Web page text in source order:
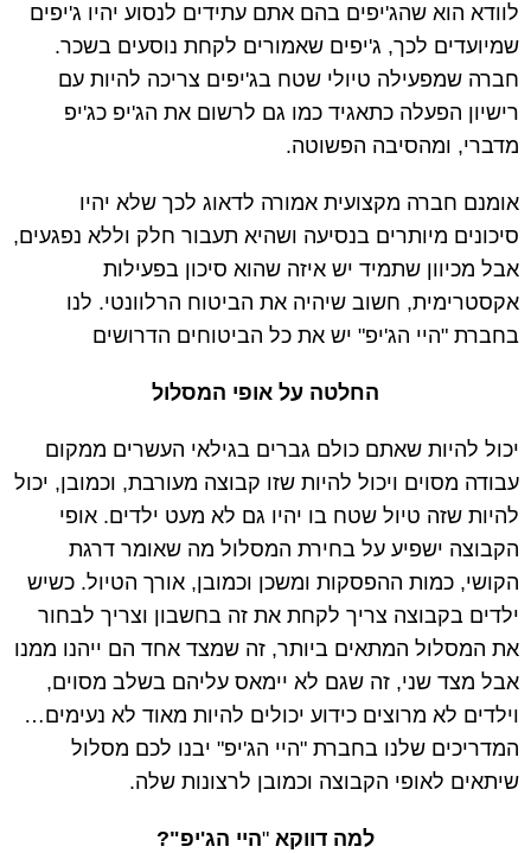
לוודא הוא שהג'יפים בהם אתם עתידים לנסוע יהיו ג'יפים
שמיועדים לכך, ג'יפים שאמורים לקחת נוסעים בשכר.
חברה שמפעילה טיולי שטח בג'יפים צריכה להיות עם
רישיון הפעלה כתאגיד כמו גם לרשום את הג'יפ כג'יפ
מדברי, ומהסיבה הפשוטה.
אומנם חברה מקצועית אמורה לדאוג לכך שלא יהיו
סיכונים מיותרים בנסיעה ושהיא תעבור חלק וללא נפגעים,
אבל מכיוון שתמיד יש איזה שהוא סיכון בפעילות
אקסטרימית, חשוב שיהיה את הביטוח הרלוונטי. לנו
בחברת "היי הג'יפ" יש את כל הביטוחים הדרושים
החלטה על אופי המסלול
יכול להיות שאתם כולם גברים בגילאי העשרים ממקום
עבודה מסוים ויכול להיות שזו קבוצה מעורבת, וכמובן, יכול
להיות שזה טיול שטח בו יהיו גם לא מעט ילדים. אופי
הקבוצה ישפיע על בחירת המסלול מה שאומר דרגת
הקושי, כמות ההפסקות ומשכן וכמובן, אורך הטיול. כשיש
ילדים בקבוצה צריך לקחת את זה בחשבון וצריך לבחור
את המסלול המתאים ביותר, זה שמצד אחד הם ייהנו ממנו
אבל מצד שני, זה שגם לא יימאס עליהם בשלב מסוים,
וילדים לא מרוצים כידוע יכולים להיות מאוד לא נעימים…
המדריכים שלנו בחברת "היי הג'יפ" יבנו לכם מסלול
שיתאים לאופי הקבוצה וכמובן לרצונות שלה.
למה דווקא "היי הג'יפ"?